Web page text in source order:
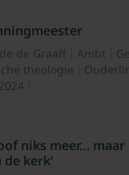
de Graaff Ambt
theologie
niks meer…
kerk’